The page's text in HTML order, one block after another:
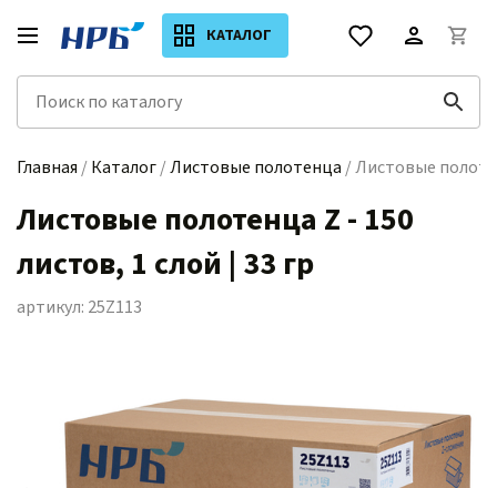
КАТАЛОГ
Главная /Каталог/Листовые полотенца / Листовые
Листовые полотенца Z - 150
листов, 1 слой | 33 гр
артикул: 25Z113